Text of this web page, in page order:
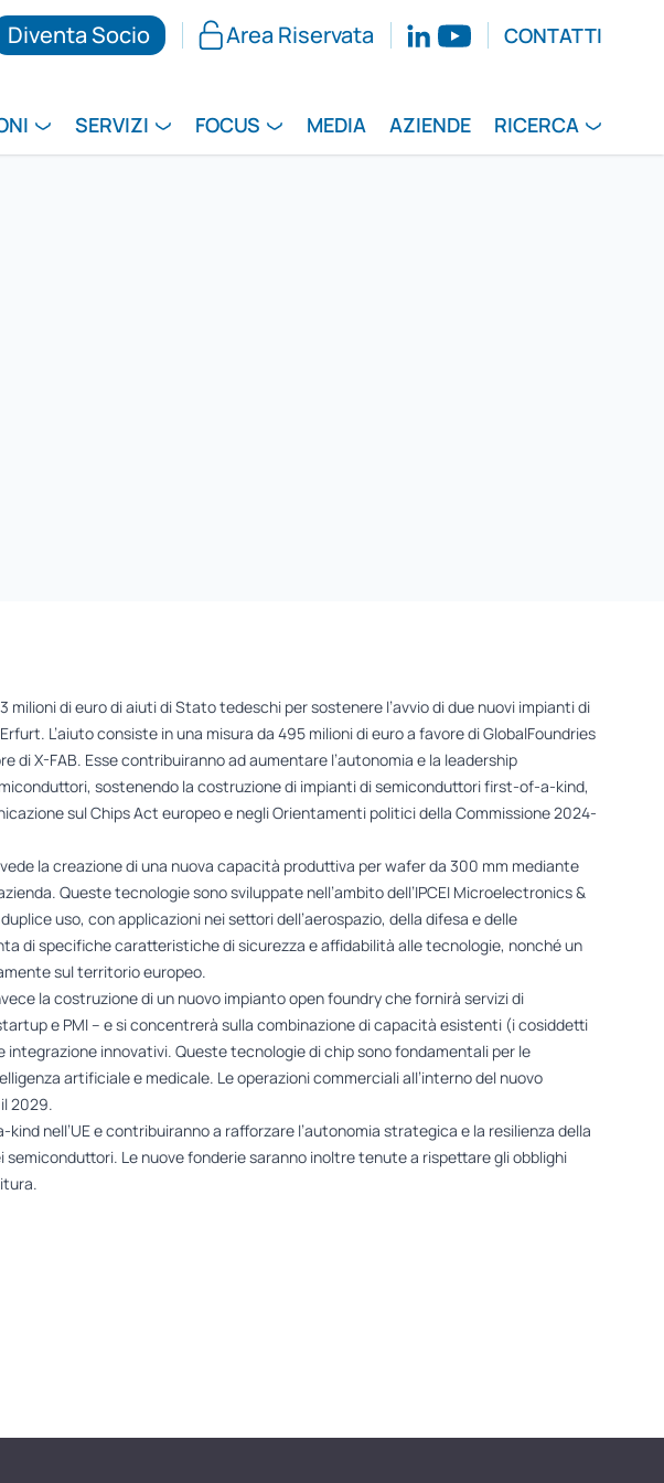
Diventa Socio Area Riservata CONTATTI
SERVIZI FOCUS MEDIA AZIENDE RICERCA
milioni di euro di aiuti di Stato tedeschi per sostenere l’avvio di due nuovi impianti di
L’aiuto consiste in una misura da 495 milioni di euro a favore di GlobalFoundries
di X-FAB. Esse contribuiranno ad aumentare l’autonomia e la leadership
sostenendo la costruzione di impianti di semiconduttori first-of-a-kind,
sul Chips Act europeo e negli Orientamenti politici della Commissione 2024-
la creazione di una nuova capacità produttiva per wafer da 300 mm mediante
Queste tecnologie sono sviluppate nell’ambito dell’IPCEI Microelectronics &
uso, con applicazioni nei settori dell’aerospazio, della difesa e delle
di specifiche caratteristiche di sicurezza e affidabilità alle tecnologie, nonché un
sul territorio europeo.
la costruzione di un nuovo impianto open foundry che fornirà servizi di
e PMI – e si concentrerà sulla combinazione di capacità esistenti (i cosiddetti
integrazione innovativi. Queste tecnologie di chip sono fondamentali per le
artificiale e medicale. Le operazioni commerciali all’interno del nuovo
2029.
nell’UE e contribuiranno a rafforzare l’autonomia strategica e la resilienza della
Le nuove fonderie saranno inoltre tenute a rispettare gli obblighi